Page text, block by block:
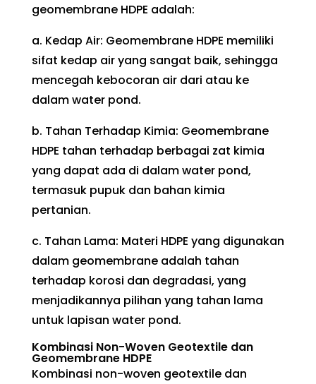
geomembrane HDPE adalah:
a. Kedap Air: Geomembrane HDPE memiliki
sifat kedap air yang sangat baik, sehingga
mencegah kebocoran air dari atau ke
dalam water pond.
b. Tahan Terhadap Kimia: Geomembrane
HDPE tahan terhadap berbagai zat kimia
yang dapat ada di dalam water pond,
termasuk pupuk dan bahan kimia
pertanian.
c. Tahan Lama: Materi HDPE yang digunakan
dalam geomembrane adalah tahan
terhadap korosi dan degradasi, yang
menjadikannya pilihan yang tahan lama
untuk lapisan water pond.
Kombinasi Non-Woven Geotextile dan
Geomembrane HDPE
Kombinasi non-woven geotextile dan